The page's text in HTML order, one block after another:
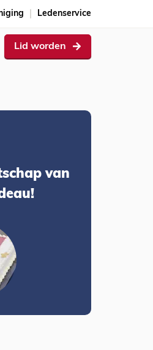
Ledenservice
Lid worden
van